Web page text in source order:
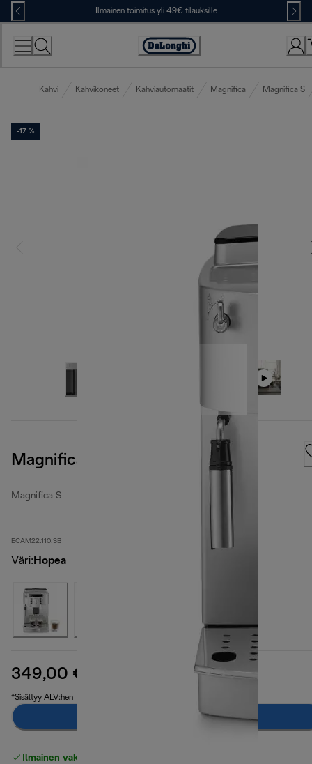
Skip
to
Content
Ilmainen toimitus yli 49€ tilauksille
Accessibility
Kahvi Kahvikoneet Kahviautomaatit Magnifica Magnifica S
-17 %
Magnifica S, Silver Black
Magnifica S
ECAM22.110.SB
Väri: Hopea
349,00 € alkuperäinen hinta 419,00 €
*Sisältyy ALV:hen
Lisää ostoskoriin
Ilmainen vakiotoimitus